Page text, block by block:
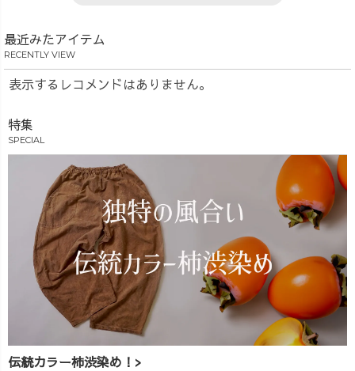
最近みたアイテム
RECENTLY VIEW
表示するレコメンドはありません。
特集
SPECIAL
伝統カラー柿渋染め！>